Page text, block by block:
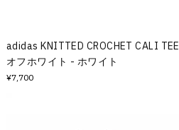
adidas KNITTED CROCHET CALI TEE
オフホワイト - ホワイト
¥7,700